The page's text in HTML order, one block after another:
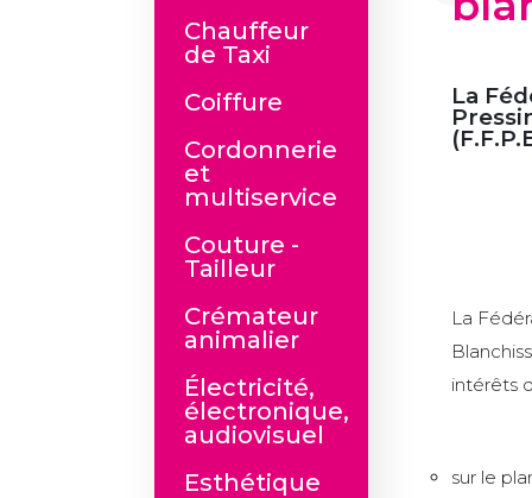
Chauffeur
de Taxi
Coiffure
Cordonnerie
et
multiservice
Couture -
Tailleur
Crémateur
animalier
Électricité,
électronique,
audiovisuel
Esthétique
La
La
intérêts
sur le